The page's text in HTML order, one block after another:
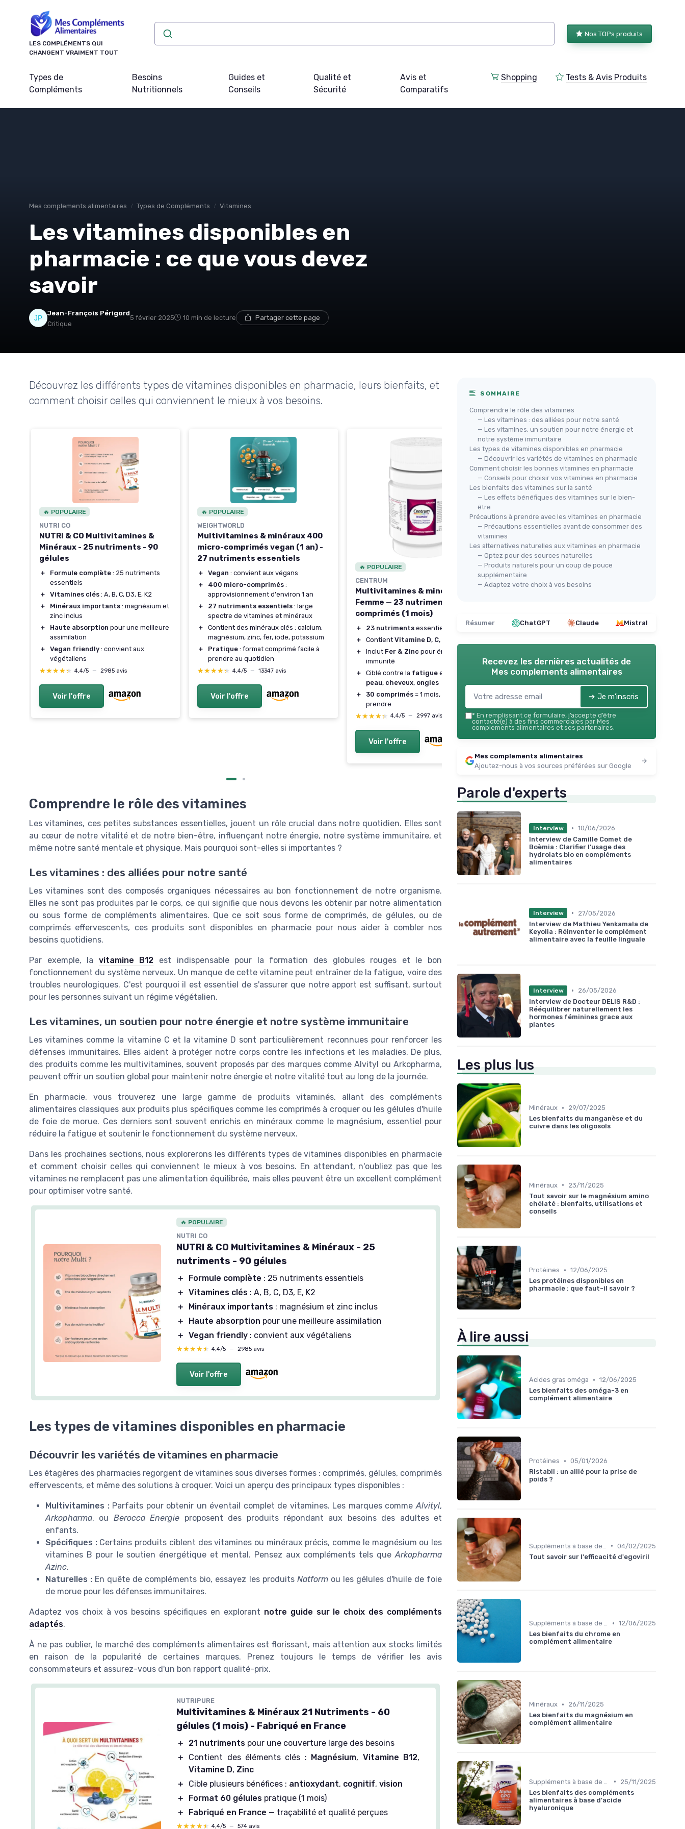
LES COMPLÉMENTS QUI
CHANGENT VRAIMENT TOUT
Nos TOPs produits
Types de
Compléments
Besoins
Nutritionnels
Guides et
Conseils
Qualité et
Sécurité
Avis et
Comparatifs
Shopping Tests & Avis Produits
Mes complements alimentaires Types de Compléments Vitamines
Les vitamines disponibles en
pharmacie : ce que vous devez
savoir
Jean-François Périgord
Critique
5 février 2025 10 min de lecture Partager cette page
Découvrez les différents types de vitamines disponibles en pharmacie, leurs bienfaits, et
comment choisir celles qui conviennent le mieux à vos besoins.
🔥 POPULAIRE
NUTRI CO
NUTRI & CO Multivitamines &
Minéraux - 25 nutriments - 90
gélules
＋ Formule complète : 25 nutriments
essentiels
＋
Vitamines clés : A, B, C, D3, E, K2
＋
Minéraux importants : magnésium et
zinc inclus
＋
Haute absorption pour une meilleure
assimilation
＋
Vegan friendly : convient aux
végétaliens
★★★★★
★★★★★ 4,4/5 — 2985 avis
Voir l'offre
🔥 POPULAIRE
WEIGHTWORLD
Multivitamines & minéraux 400
micro-comprimés vegan (1 an) -
27 nutriments essentiels
＋ Vegan : convient aux végans
＋
400 micro-comprimés :
approvisionnement d'environ 1 an
＋
27 nutriments essentiels : large
spectre de vitamines et minéraux
＋
Contient des minéraux clés : calcium,
magnésium, zinc, fer, iode, potassium
＋
Pratique : format comprimé facile à
prendre au quotidien
★★★★★
★★★★★ 4,4/5 — 13347 avis
Voir l'offre
🔥 POPULAIRE
CENTRUM
Multivitamines & minéraux
Femme — 23 nutriments, 30
comprimés (1 mois)
＋ 23 nutriments essentiels
＋
Contient Vitamine D, C, B12, B7
＋
Inclut Fer & Zinc pour énergie et
immunité
＋
Ciblé contre la fatigue et pour la
peau, cheveux, ongles
＋
30 comprimés = 1 mois, pratique à
prendre
★★★★★
★★★★★ 4,4/5 — 2997 avis
Voir l'offre
NUTRIPURE
Multivitamines & Minéraux 21
- Fabriqué en France
＋ 21 nutrimentspour une couverture
large des besoins
＋ Contient des éléments clés :
antioxydant
,cognitif, vision
qualité perçues
★★★★★
★★★★★ 4,4/5 — 574 avis
Voir l'offre
Comprendre le rôle des vitamines
Les vitamines, ces petites substances essentielles, jouent un rôle crucial dans notre quotidien. Elles sont
au cœur de notre vitalité et de notre bien-être, influençant notre énergie, notre système immunitaire, et
même notre santé mentale et physique. Mais pourquoi sont-elles si importantes ?
Les vitamines : des alliées pour notre santé
Les vitamines sont des composés organiques nécessaires au bon fonctionnement de notre organisme.
Elles ne sont pas produites par le corps, ce qui signifie que nous devons les obtenir par notre alimentation
ou sous forme de compléments alimentaires. Que ce soit sous forme de comprimés, de gélules, ou de
comprimés effervescents, ces produits sont disponibles en pharmacie pour nous aider à combler nos
besoins quotidiens.
Par exemple, la vitamine B12 est indispensable pour la formation des globules rouges et le bon
fonctionnement du système nerveux. Un manque de cette vitamine peut entraîner de la fatigue, voire des
troubles neurologiques. C'est pourquoi il est essentiel de s'assurer que notre apport est suffisant, surtout
pour les personnes suivant un régime végétalien.
Les vitamines, un soutien pour notre énergie et notre système immunitaire
Les vitamines comme la vitamine C et la vitamine D sont particulièrement reconnues pour renforcer les
défenses immunitaires. Elles aident à protéger notre corps contre les infections et les maladies. De plus,
des produits comme les multivitamines, souvent proposés par des marques comme Alvityl ou Arkopharma,
peuvent offrir un soutien global pour maintenir notre énergie et notre vitalité tout au long de la journée.
En pharmacie, vous trouverez une large gamme de produits vitaminés, allant des compléments
alimentaires classiques aux produits plus spécifiques comme les comprimés à croquer ou les gélules d'huile
de foie de morue. Ces derniers sont souvent enrichis en minéraux comme le magnésium, essentiel pour
réduire la fatigue et soutenir le fonctionnement du système nerveux.
Dans les prochaines sections, nous explorerons les différents types de vitamines disponibles en pharmacie
et comment choisir celles qui conviennent le mieux à vos besoins. En attendant, n'oubliez pas que les
vitamines ne remplacent pas une alimentation équilibrée, mais elles peuvent être un excellent complément
pour optimiser votre santé.
🔥 POPULAIRE
NUTRI CO
NUTRI & CO Multivitamines & Minéraux - 25
nutriments - 90 gélules
＋ Formule complète : 25 nutriments essentiels
＋ Vitamines clés : A, B, C, D3, E, K2
＋
Minéraux importants : magnésium et zinc inclus
＋
Haute absorption pour une meilleure assimilation
＋ Vegan friendly : convient aux végétaliens
★★★★★
★★★★★ 4,4/5 — 2985 avis
Voir l'offre
Les types de vitamines disponibles en pharmacie
Découvrir les variétés de vitamines en pharmacie
Les étagères des pharmacies regorgent de vitamines sous diverses formes : comprimés, gélules, comprimés
effervescents, et même des solutions à croquer. Voici un aperçu des principaux types disponibles :
Multivitamines :Parfaits pour obtenir un éventail complet de vitamines. Les marques commeAlvityl,
Arkopharma, ou Berocca Energie proposent des produits répondant aux besoins des adultes et
enfants.
Spécifiques :Certains produits ciblent des vitamines ou minéraux précis, comme le magnésium ou les
vitamines B pour le soutien énergétique et mental. Pensez aux compléments tels queArkopharma
Azinc.
Naturelles : En quête de compléments bio, essayez les produits Natformou les gélules d'huile de foie
de morue pour les défenses immunitaires.
Adaptez vos choix à vos besoins spécifiques en explorant notre guide sur le choix des compléments
adaptés.
À ne pas oublier, le marché des compléments alimentaires est florissant, mais attention aux stocks limités
en raison de la popularité de certaines marques. Prenez toujours le temps de vérifier les avis
consommateurs et assurez-vous d'un bon rapport qualité-prix.
NUTRIPURE
Multivitamines & Minéraux 21 Nutriments - 60
gélules (1 mois) - Fabriqué en France
＋ 21 nutriments pour une couverture large des besoins
＋
Contient des éléments clés : Magnésium, Vitamine B12,
Vitamine D, Zinc
＋
Cible plusieurs bénéfices : antioxydant, cognitif,vision
＋
Format 60 gélules pratique (1 mois)
＋
Fabriqué en France — traçabilité et qualité perçues
★★★★★
★★★★★ 4,4/5 — 574 avis
SOMMAIRE
Comprendre le rôle des vitamines
— Les vitamines : des alliées pour notre santé
— Les vitamines, un soutien pour notre énergie et
notre système immunitaire
Les types de vitamines disponibles en pharmacie
— Découvrir les variétés de vitamines en pharmacie
Comment choisir les bonnes vitamines en pharmacie
— Conseils pour choisir vos vitamines en pharmacie
Les bienfaits des vitamines sur la santé
— Les effets bénéfiques des vitamines sur le bien-
être
Précautions à prendre avec les vitamines en pharmacie
— Précautions essentielles avant de consommer des
vitamines
Les alternatives naturelles aux vitamines en pharmacie
— Optez pour des sources naturelles
— Produits naturels pour un coup de pouce
supplémentaire
— Adaptez votre choix à vos besoins
Résumer ChatGPT Claude Mistral
Recevez les dernières actualités de
Mes complements alimentaires
➔ Je m'inscris
* En remplissant ce formulaire, j’accepte d’être
contacté(e) à des fins commerciales par Mes
complements alimentaires et ses partenaires.
Mes complements alimentaires
Ajoutez-nous à vos sources préférées sur Google
Parole d'experts
Interview • 10/06/2026
Interview de Camille Comet de
Boèmia : Clarifier l’usage des
hydrolats bio en compléments
alimentaires
Interview •
27/05/2026
Interview de Mathieu Yenkamala de
Keyolia : Réinventer le complément
alimentaire avec la feuille linguale
Interview •
26/05/2026
Interview de Docteur DELIS R&D :
Rééquilibrer naturellement les
hormones féminines grace aux
plantes
Les plus lus
Minéraux •
29/07/2025
Les bienfaits du manganèse et du
cuivre dans les oligosols
Minéraux •
23/11/2025
Tout savoir sur le magnésium amino
chélaté : bienfaits, utilisations et
conseils
Protéines • 12/06/2025
Les protéines disponibles en
pharmacie : que faut-il savoir ?
À lire aussi
Acides gras oméga • 12/06/2025
Les bienfaits des oméga-3 en
complément alimentaire
Protéines • 05/01/2026
Ristabil : un allié pour la prise de
poids ?
• 04/02/2025
Tout savoir sur l'efficacité d'egoviril
Suppléments à base de plantes • 12/06/2025
Les bienfaits du chrome en
complément alimentaire
Minéraux •
26/11/2025
Les bienfaits du magnésium en
complément alimentaire
•
25/11/2025
Les bienfaits des compléments
alimentaires à base d'acide
hyaluronique